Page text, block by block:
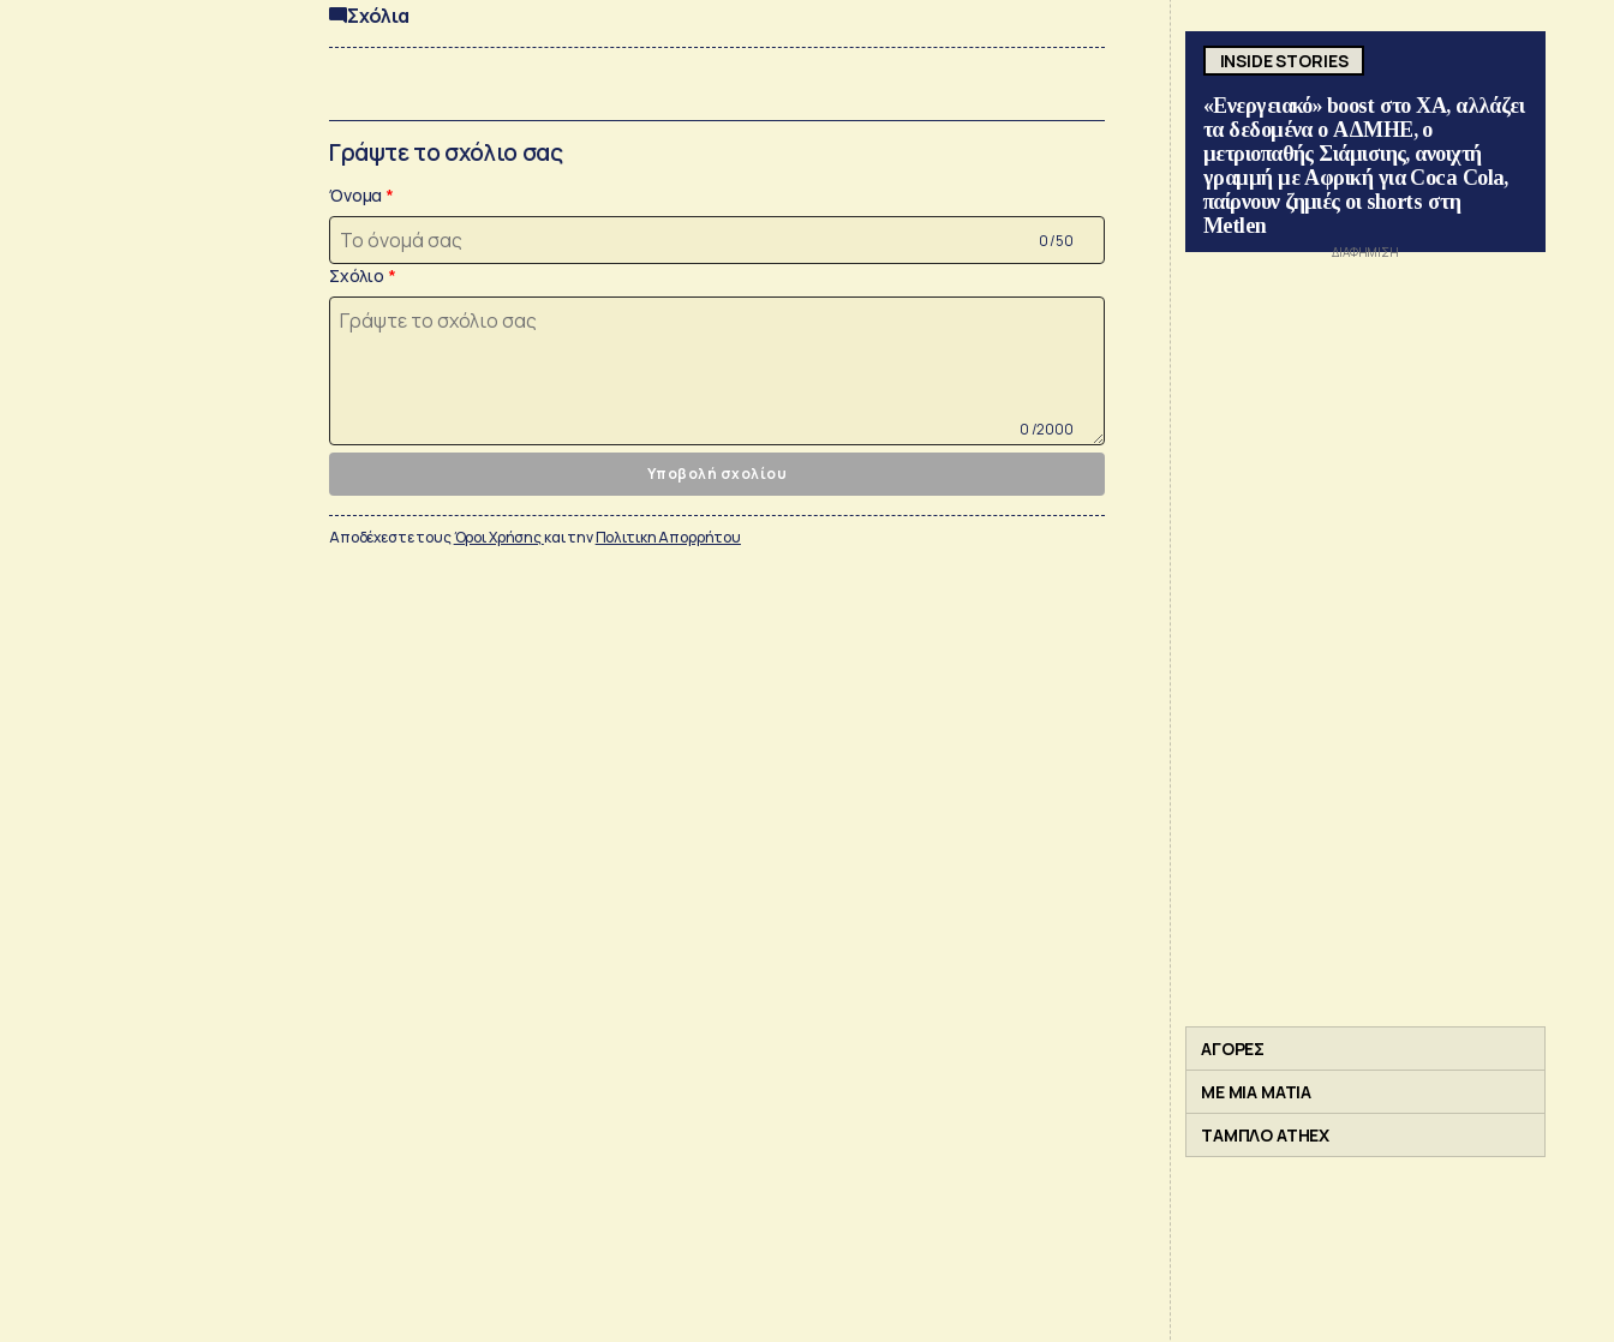
Σχόλια
Γράψτε το σχόλιο σας
Όνομα
0 /50
Σχόλιο
0 /2000
Υποβολή σχολίου
Αποδέχεστε τουςΌροι Χρήσηςκαι τηνΠολιτικη Απορρήτου
INSIDE STORIES
«Ενεργειακό» boost στο ΧΑ, αλλάζει
τα δεδομένα ο ΑΔΜΗΕ, ο
μετριοπαθής Σιάμισιης, ανοιχτή
γραμμή με Αφρική για Coca Cola,
παίρνουν ζημιές οι shorts στη
Metlen
ΑΓΟΡΕΣ
ΜΕ ΜΙΑ ΜΑΤΙΑ
ΤΑΜΠΛΟ ATHEX